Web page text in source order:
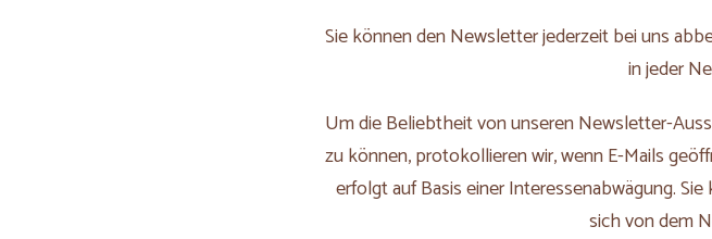
Sie können den Newsletter jederzeit bei uns
in jeder
Um die Beliebtheit von unseren Newsletter-
zu können, protokollieren wir, wenn E-Mails
erfolgt auf Basis einer Interessenabwägung.
sich von dem